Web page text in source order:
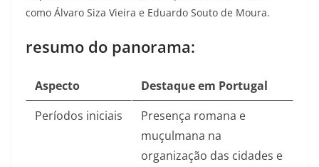
como Álvaro Siza Vieira e Eduardo Souto de Moura.​
resumo do panorama:
Aspecto
Destaque em Portugal
Períodos iniciais
Presença romana e
muçulmana na
organização das cidades e